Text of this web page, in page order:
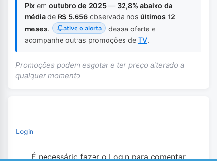
Pix em outubro de 2025 — 32,8% abaixo da
média de R$ 5.656 observada nos últimos 12
meses. ative o alerta
dessa oferta e
acompanhe outras promoções de TV.
Promoções podem esgotar e ter preço alterado a
qualquer momento
Login
É necessário fazer o Login para comentar